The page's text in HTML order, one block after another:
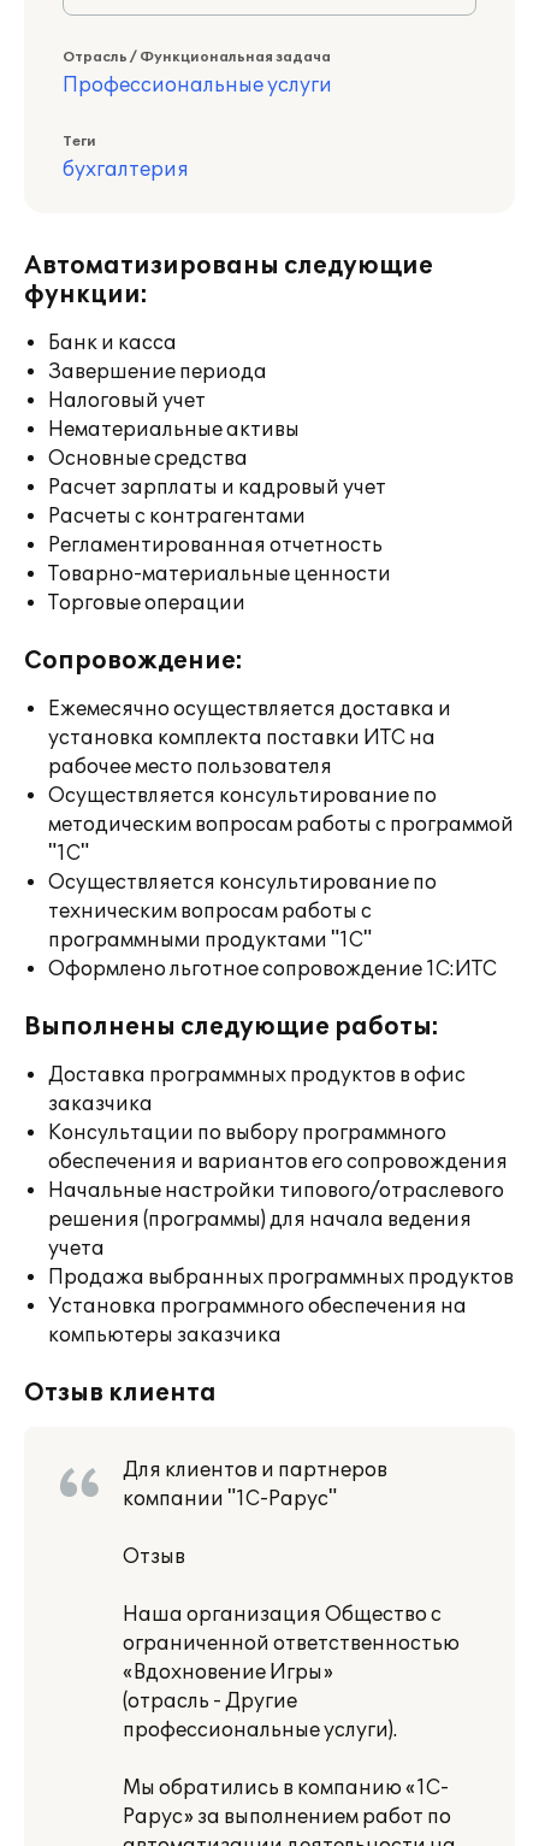
Отрасль / Функциональная задача
Профессиональные услуги
Теги
бухгалтерия
Автоматизированы следующие
функции:
Банк и касса
Завершение периода
Налоговый учет
Нематериальные активы
Основные средства
Расчет зарплаты и кадровый учет
Расчеты с контрагентами
Регламентированная отчетность
Товарно-материальные ценности
Торговые операции
Сопровождение:
Ежемесячно осуществляется доставка и
установка комплекта поставки ИТС на
рабочее место пользователя
Осуществляется консультирование по
методическим вопросам работы с программой
"1С"
Осуществляется консультирование по
техническим вопросам работы с
программными продуктами "1С"
Оформлено льготное сопровождение 1С:ИТС
Выполнены следующие работы:
Доставка программных продуктов в офис
заказчика
Консультации по выбору программного
обеспечения и вариантов его сопровождения
Начальные настройки типового/отраслевого
решения (программы) для начала ведения
учета
Продажа выбранных программных продуктов
Установка программного обеспечения на
компьютеры заказчика
Отзыв клиента
Для клиентов и партнеров
компании "1С-Рарус"
Отзыв
Наша организация Общество с
ограниченной ответственностью
«Вдохновение Игры»
(отрасль - Другие
профессиональные услуги).
Мы обратились в компанию «1С-
Рарус» за выполнением работ по